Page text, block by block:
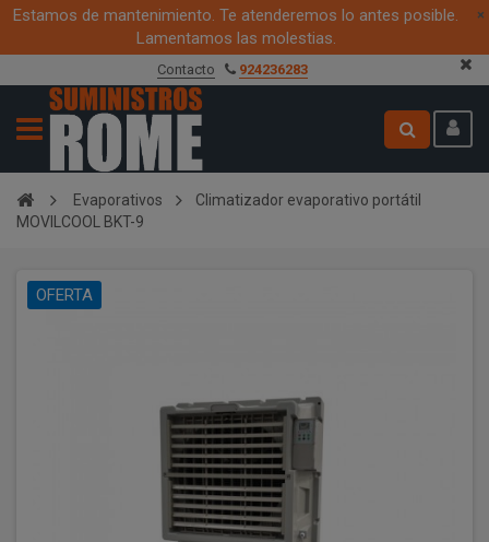
Estamos de mantenimiento. Te atenderemos lo antes posible.
Lamentamos las molestias.
×
Contacto 924236283
Evaporativos
Climatizador evaporativo portátil
MOVILCOOL BKT-9
OFERTA